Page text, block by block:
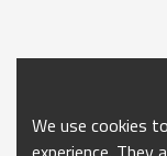
We use cookies